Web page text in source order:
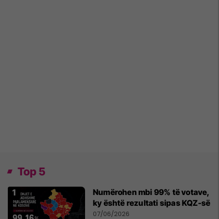
Top 5
Numërohen mbi 99% të votave,
ky është rezultati sipas KQZ-së
07/06/2026